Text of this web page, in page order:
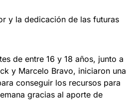
y la dedicación de las futuras
de entre 16 y 18 años, junto a
y Marcelo Bravo, iniciaron una
conseguir los recursos para
gracias al aporte de